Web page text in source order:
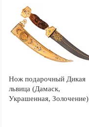
Нож подарочный Дикая
львица (Дамаск,
Украшенная, Золочение)